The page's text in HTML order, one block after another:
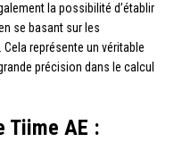
la possibilité d’établir
se basant sur les
représente un véritable
précision dans le calcul
Tiime AE :